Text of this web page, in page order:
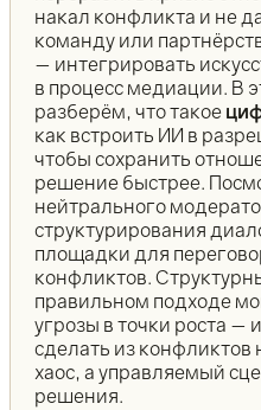
накал конфликта и не
команду или
— интегрировать
в процесс медиации. В
разберём, что такое
как встроить ИИ в
чтобы сохранить
решение быстрее.
нейтрального
структурирования
площадки для
конфликтов.
правильном подходе
угрозы в точки роста —
сделать из
хаос, а управляемый
решения.